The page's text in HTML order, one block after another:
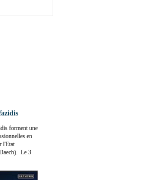
forment une
en
l'Etat
Le 3